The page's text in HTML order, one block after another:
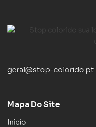
geral@stop-colorido.pt
Mapa Do Site
Inicio